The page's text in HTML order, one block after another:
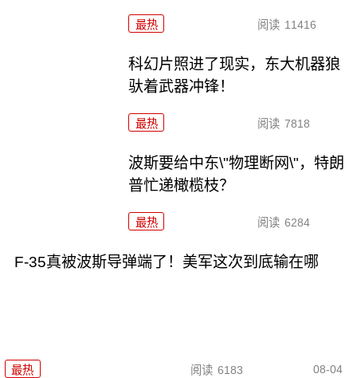
最热 阅读 11416
科幻片照进了现实，东大机器狼
驮着武器冲锋！
最热 阅读 7818
波斯要给中东\"物理断网\"，特朗
普忙递橄榄枝？
最热 阅读 6284
F-35真被波斯导弹端了！美军这次到底输在哪
最热 阅读 6183 08-04